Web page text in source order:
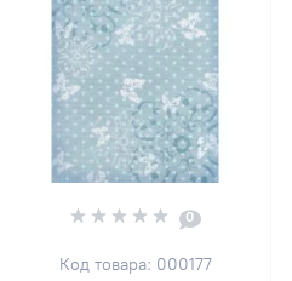
0
Код товара: 000177